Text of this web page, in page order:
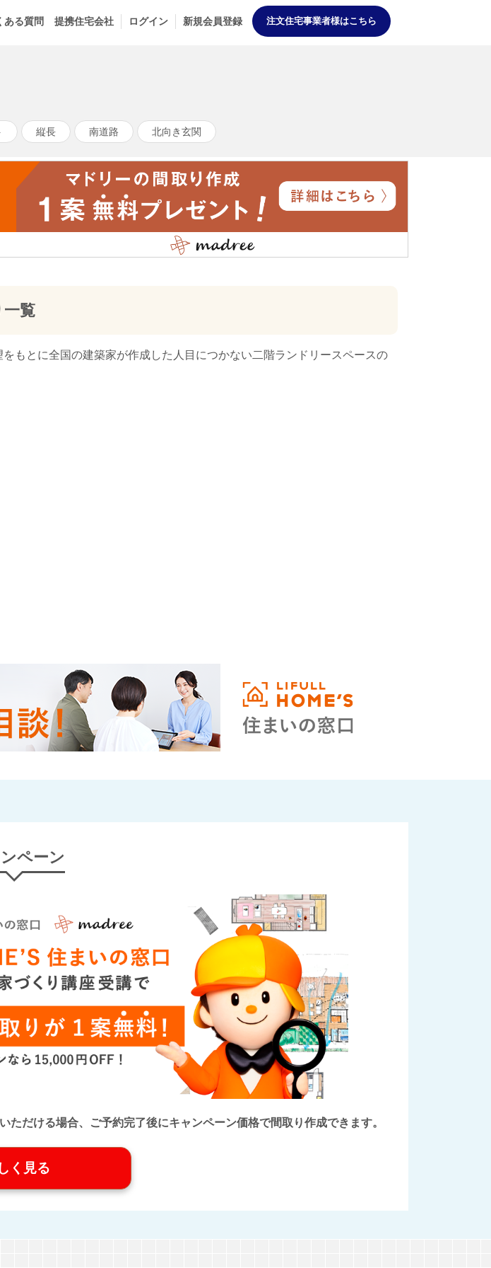
ある質問 提携住宅会社 ログイン 新規会員登録 注文住宅事業者様はこちら
縦長 南道路 北向き玄関
一覧
もとに全国の建築家が作成した人目につかない二階ランドリースペースの
ペーン
だける場合、ご予約完了後にキャンペーン価格で間取り作成できます。
く見る